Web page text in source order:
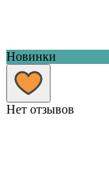
Новинки
Нет отзывов